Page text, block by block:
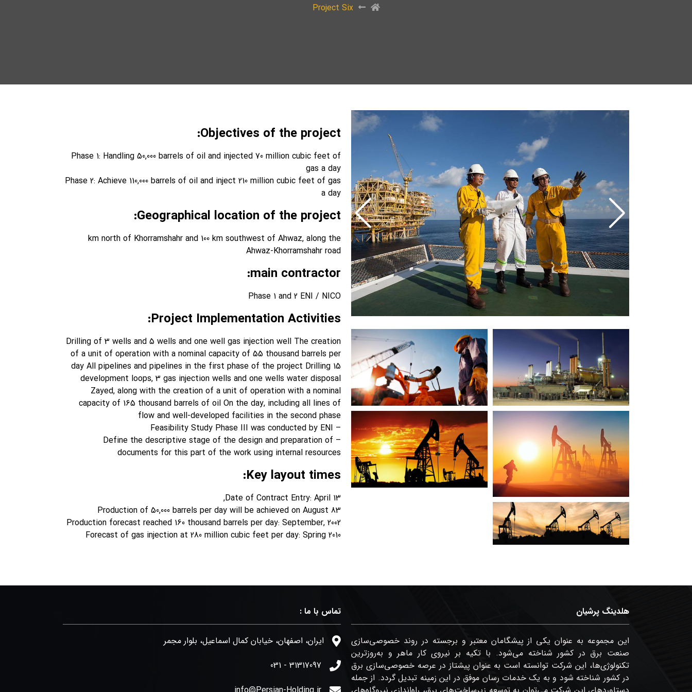
Project Six
Objectives of the project:
Phase 1: Handling 50,000 barrels of oil and injected 70 million cubic feet of
gas a day
Phase 2: Achieve 110,000 barrels of oil and inject 210 million cubic feet of gas
a day
Geographical location of the project:
km north of Khorramshahr and 100 km southwest of Ahwaz, along the
Ahwaz-Khorramshahr road
main contractor:
Phase 1 and 2 ENI / NICO
Project Implementation Activities:
Drilling of 3 wells and 5 wells and one well gas injection well The creation
of a unit of operation with a nominal capacity of 55 thousand barrels per
day All pipelines and pipelines in the first phase of the project Drilling 15
development loops, 3 gas injection wells and one wells water disposal
Zayed, along with the creation of a unit of operation with a nominal
capacity of 165 thousand barrels of oil On the day, including all lines of
flow and well-developed facilities in the second phase
– Feasibility Study Phase III was conducted by ENI
– Define the descriptive stage of the design and preparation of
documents for this part of the work using internal resources
Key layout times:
Date of Contract Entry: April 13,
Production of 50,000 barrels per day will be achieved on August 83
Production forecast reached 160 thousand barrels per day: September, 2002
Forecast of gas injection at 280 million cubic feet per day: Spring 2010
هلدینگ پرشیان
این مجموعه به عنوان یکی از پیشگامان معتبر و برجسته در روند خصوصی‌سازی
صنعت برق در کشور شناخته می‌شود. با تکیه بر نیروی کار ماهر و ‏به‌روزترین
تکنولوژی‌ها، این شرکت توانسته است به عنوان پیشتاز در عرصه خصوصی‌سازی برق
در کشور شناخته شود و به ‏یک خدمات رسان موفق در این زمینه تبدیل گردد.‏ از جمله
تماس با ما :
ایران، اصفهان، خیابان کمال اسماعیل، بلوار مجمر
31317097 - 031